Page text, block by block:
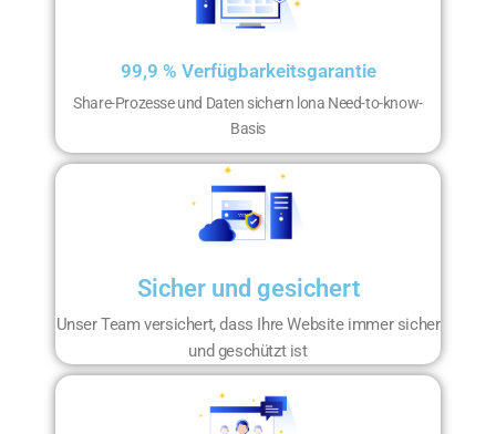
99,9 % Verfügbarkeitsgarantie
Share-Prozesse und Daten sichern lona Need-to-know-
Basis
Sicher und gesichert
Unser Team versichert, dass Ihre Website immer sicher
und geschützt ist